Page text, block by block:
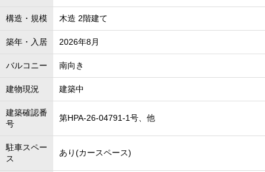
構造・規模 木造 2階建て
築年・入居 2026年8月
バルコニー 南向き
建物現況 建築中
建築確認番
号
第HPA-26-04791-1号、他
駐車スペー
ス
あり(カースペース)